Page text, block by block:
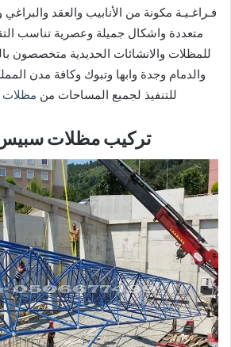
فـراغـيـة مكونة من الأنابيب والعقد والبراغي
متعددة واشكال جميلة وعصرية تناسب
للمظلات والانشائات الحديدية متخصصون
والدمام وجدة وابها وتبوك وكافة مدن
للتنفيذ لجميع المساحات من مظلات
تركيب مظلات